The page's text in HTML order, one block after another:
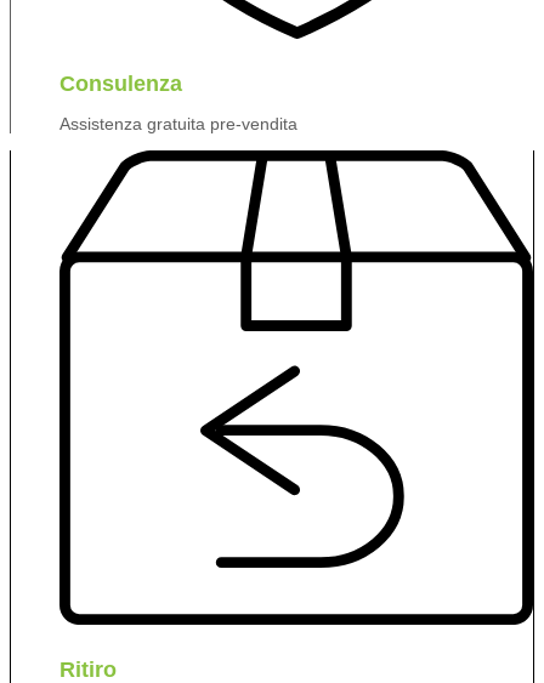
Consulenza
Assistenza gratuita pre-vendita
Ritiro